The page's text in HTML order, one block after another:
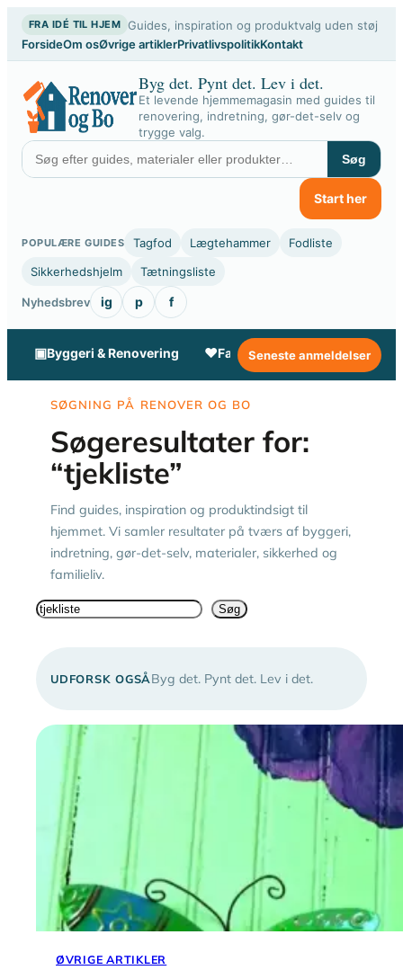
Spring
indhold
FRA IDÉ TIL HJEM Guides, inspiration og produktvalg uden støj
ForsideOm osØvrige artiklerPrivatlivspolitikKontakt
Byg det. Pynt det. Lev i det.
Et levende hjemmemagasin med guides til
renovering, indretning, gør-det-selv og
trygge valg.
Søg
Start her
POPULÆRE GUIDES Tagfod Lægtehammer
Fodliste
Sikkerhedshjelm
Tætningsliste
Nyhedsbrev ig p f
▣Byggeri & Renovering ♥Familie & Livsstil ✦Gør-
Seneste anmeldelser
SØGNING PÅ RENOVER OG BO
Søgeresultater for:
“tjekliste”
Find guides, inspiration og produktindsigt til
hjemmet. Vi samler resultater på tværs af byggeri,
indretning, gør-det-selv, materialer, sikkerhed og
familieliv.
Søg Søg
UDFORSK OGSÅByg det. Pynt det. Lev i det.
ØVRIGE ARTIKLER